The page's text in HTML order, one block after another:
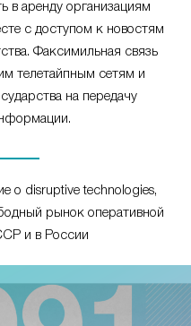
в аренду организациям
с доступом к новостям
Факсимильная связь
телетайпным сетям и
на передачу
о disruptive technologies,
рынок оперативной
и в России